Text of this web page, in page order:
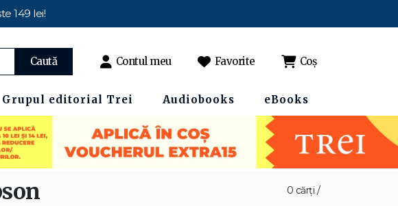
149 lei!
Caută Contul meu Favorite Coș
Grupul editorial Trei Audiobooks eBooks
0 cărți /